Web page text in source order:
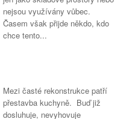
nejsou využívány vůbec.
Časem však přijde někdo, kdo
chce tento...
Mezi časté rekonstrukce patří
přestavba kuchyně. Buď již
dosluhuje, nevyhovuje